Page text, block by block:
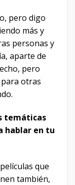
pero digo
más y
personas y
aparte de
pero
otras
temáticas
hablar en tu
que
también,